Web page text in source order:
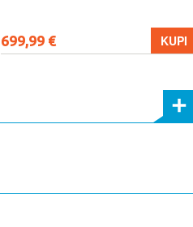
699,99 € KUPI